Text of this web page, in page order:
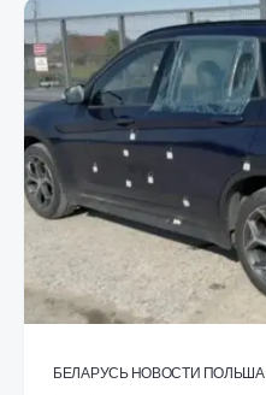
БЕЛАРУСЬ НОВОСТИ ПОЛЬША